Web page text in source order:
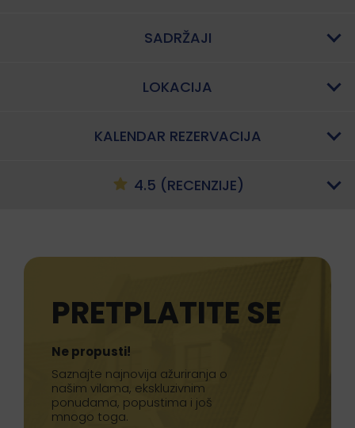
SADRŽAJI
LOKACIJA
KALENDAR REZERVACIJA
4.5 (RECENZIJE)
PRETPLATITE SE
Ne propusti!
Saznajte najnovija ažuriranja o
našim vilama, ekskluzivnim
ponudama, popustima i još
mnogo toga.